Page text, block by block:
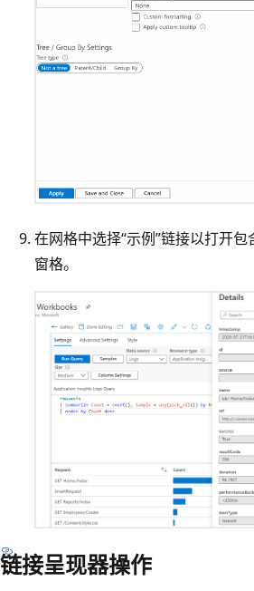
在网格中选择“示例”链接以打开
窗格。
链接呈现器操作